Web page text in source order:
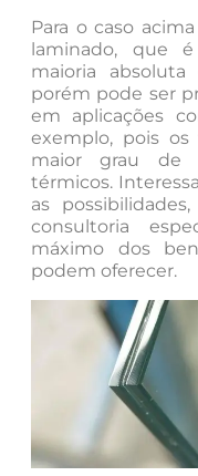
Para o caso
laminado, que
maioria absoluta
porém pode ser
em aplicações
exemplo, pois os
maior grau de
térmicos.
as
consultoria
máximo dos
podem oferecer.